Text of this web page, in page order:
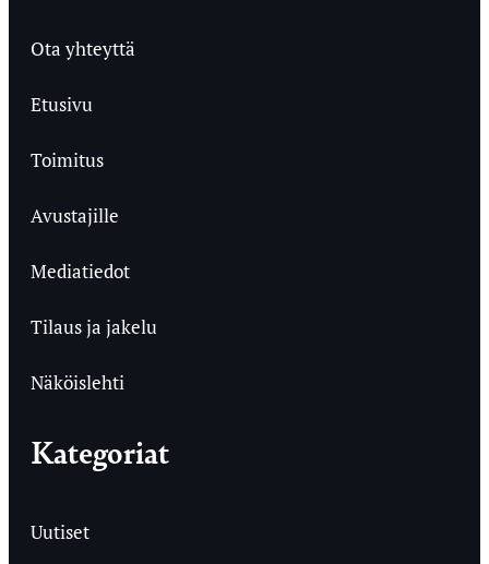
Ota yhteyttä
Etusivu
Toimitus
Avustajille
Mediatiedot
Tilaus ja jakelu
Näköislehti
Kategoriat
Uutiset